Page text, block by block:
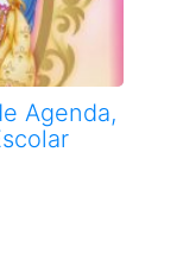
Agenda,